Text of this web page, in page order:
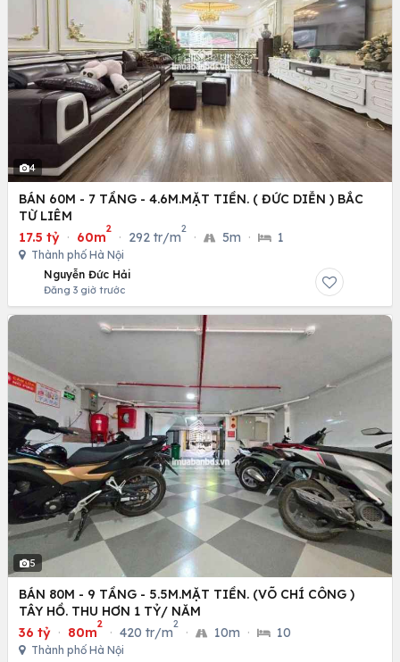
4
BÁN 60M - 7 TẦNG - 4.6M.MẶT TIỀN. ( ĐỨC DIỄN ) BẮC
TỪ LIÊM
17.5 tỷ · 60m
2
· 292 tr/m
2
· 5m · 1
Thành phố Hà Nội
Nguyễn Đức Hải
Đăng 3 giờ trước
5
BÁN 80M - 9 TẦNG - 5.5M.MẶT TIỀN. (VÕ CHÍ CÔNG )
TÂY HỒ. THU HƠN 1 TỶ/ NĂM
36 tỷ · 80m
2
· 420 tr/m
2
· 10m · 10
Thành phố Hà Nội